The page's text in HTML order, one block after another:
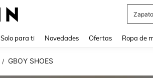
Solo para ti Novedades Ofertas Ropa de
/ GBOY SHOES